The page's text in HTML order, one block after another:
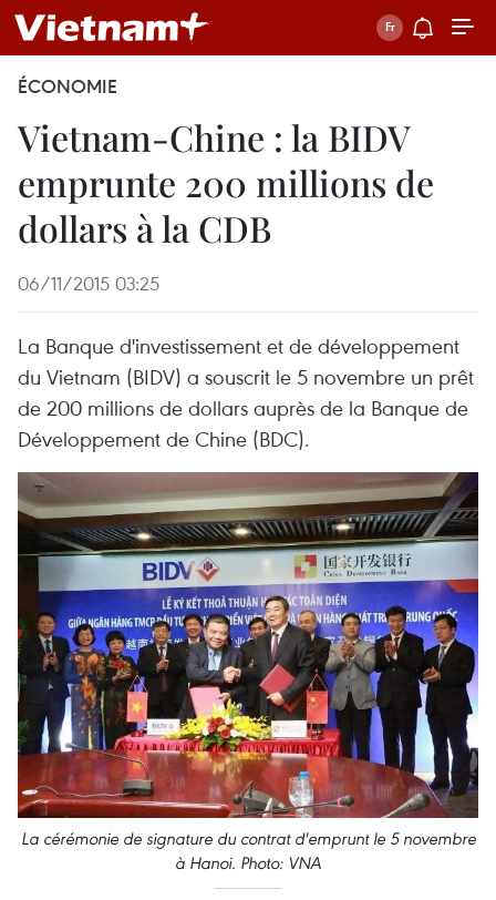
ÉCONOMIE
Vietnam-Chine : la BIDV
emprunte 200 millions de
dollars à la CDB
06/11/2015 03:25
La Banque d'investissement et de développement
du Vietnam (BIDV) a souscrit le 5 novembre un prêt
de 200 millions de dollars auprès de la Banque de
Développement de Chine (BDC).
La cérémonie de signature du contrat d'emprunt le 5 novembre
à Hanoi. Photo: VNA